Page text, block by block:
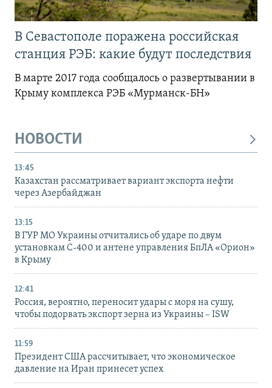
В Севастополе поражена российская
станция РЭБ: какие будут последствия
В марте 2017 года сообщалось о развертывании в
Крыму комплекса РЭБ «Мурманск-БН»
НОВОСТИ
13:45
Казахстан рассматривает вариант экспорта нефти
через Азербайджан
13:15
В ГУР МО Украины отчитались об ударе по двум
установкам С-400 и антене управления БпЛА «Орион»
в Крыму
12:41
Россия, вероятно, переносит удары с моря на сушу,
чтобы подорвать экспорт зерна из Украины – ISW
11:59
Президент США рассчитывает, что экономическое
давление на Иран принесет успех